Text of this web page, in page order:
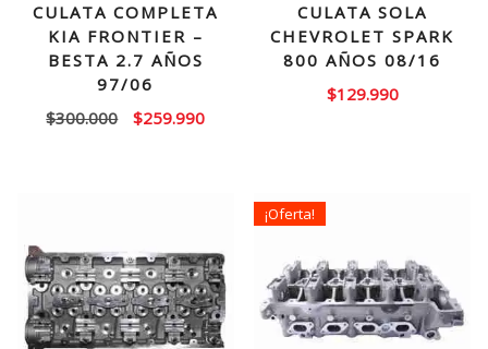
CULATA COMPLETA
KIA FRONTIER –
BESTA 2.7 AÑOS
97/06
$300.000
El
$259.990El
$259.990.
CULATA SOLA
CHEVROLET SPARK
800 AÑOS 08/16
$129.990
¡Oferta!